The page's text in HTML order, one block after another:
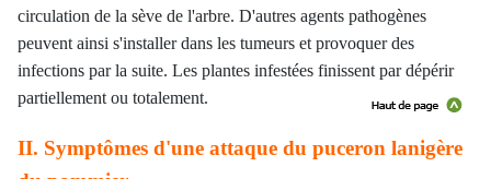
circulation de la sève de l'arbre. D'autres agents pathogènes
peuvent ainsi s'installer dans les tumeurs et provoquer des
infections par la suite. Les plantes infestées finissent par dépérir
partiellement ou totalement.
II. Symptômes d'une attaque du puceron lanigère